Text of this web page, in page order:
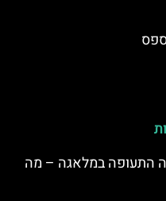
התעופה במלאגה – מה